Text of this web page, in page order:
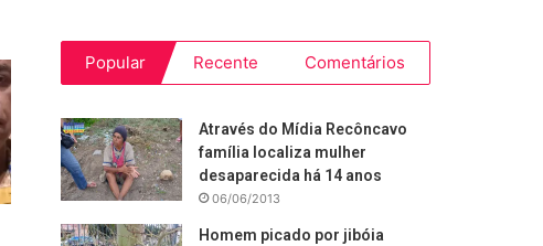
Popular Recente Comentários
Através do Mídia Recôncavo
família localiza mulher
desaparecida há 14 anos
06/06/2013
Homem picado por jibóia